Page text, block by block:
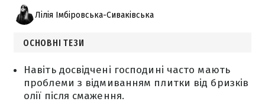
Лілія Імбіровська-Сиваківська
ОСНОВНІ ТЕЗИ
Навіть досвідчені господині часто мають
проблеми з відмиванням плитки від бризків
олії після смаження.